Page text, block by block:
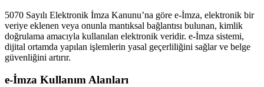
5070 Sayılı Elektronik İmza Kanunu’na göre e-İmza, elektronik bir
veriye eklenen veya onunla mantıksal bağlantısı bulunan, kimlik
doğrulama amacıyla kullanılan elektronik veridir. e-İmza sistemi,
dijital ortamda yapılan işlemlerin yasal geçerliliğini sağlar ve belge
güvenliğini artırır.
e-İmza Kullanım Alanları